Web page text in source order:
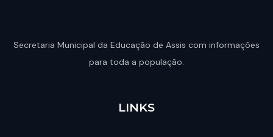
Secretaria Municipal da Educação de Assis com informações
para toda a população.
LINKS